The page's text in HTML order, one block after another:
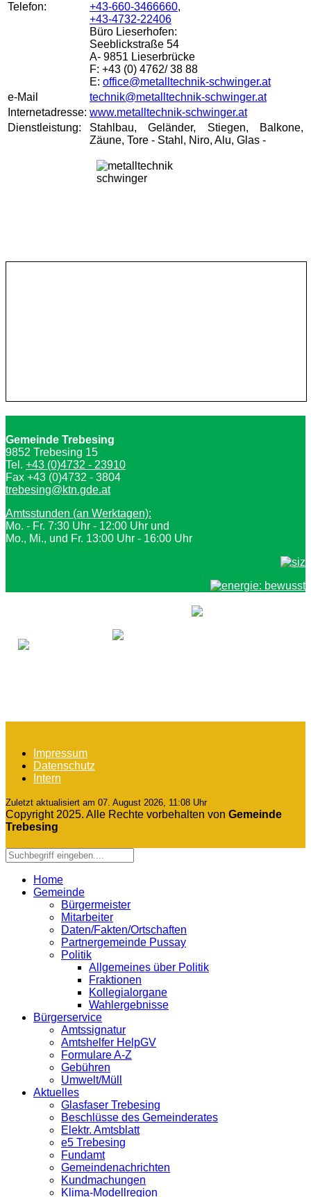
Telefon:
+43-660-3466660,
+43-4732-22406
Büro Lieserhofen:
Seeblickstraße 54
A- 9851 Lieserbrücke
F: +43 (0) 4762/ 38 88
E: office@metalltechnik-schwinger.at
e-Mail
technik@metalltechnik-schwinger.at
Internetadresse: www.metalltechnik-schwinger.at
Dienstleistung:
Stahlbau, Geländer, Stiegen, Balkone,
Zäune, Tore - Stahl, Niro, Alu, Glas -
Gemeinde Trebesing
9852 Trebesing 15
Tel. +43 (0)4732 - 23910
Fax +43 (0)4732 - 3804
trebesing@ktn.gde.at
Amtsstunden (an Werktagen):
Mo. - Fr. 7:30 Uhr - 12:00 Uhr und
Mo., Mi., und Fr. 13:00 Uhr - 16:00 Uhr
Impressum
Datenschutz
Intern
Zuletzt aktualisiert am 07. August 2026, 11:08 Uhr
Copyright 2025. Alle Rechte vorbehalten von Gemeinde
Trebesing
Home
Gemeinde
Bürgermeister
Mitarbeiter
Daten/Fakten/Ortschaften
Partnergemeinde Pussay
Politik
Allgemeines über Politik
Fraktionen
Kollegialorgane
Wahlergebnisse
Bürgerservice
Amtssignatur
Amtshelfer HelpGV
Formulare A-Z
Gebühren
Umwelt/Müll
Aktuelles
Glasfaser Trebesing
Beschlüsse des Gemeinderates
Elektr. Amtsblatt
e5 Trebesing
Fundamt
Gemeindenachrichten
Kundmachungen
Klima-Modellregion